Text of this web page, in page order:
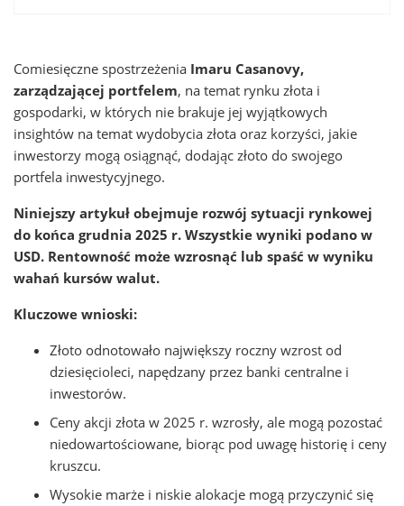
Comiesięczne spostrzeżenia Imaru Casanovy,
zarządzającej portfelem, na temat rynku złota i
gospodarki, w których nie brakuje jej wyjątkowych
insightów na temat wydobycia złota oraz korzyści, jakie
inwestorzy mogą osiągnąć, dodając złoto do swojego
portfela inwestycyjnego.
Niniejszy artykuł obejmuje rozwój sytuacji rynkowej
do końca grudnia 2025 r. Wszystkie wyniki podano w
USD. Rentowność może wzrosnąć lub spaść w wyniku
wahań kursów walut.
Kluczowe wnioski:
Złoto odnotowało największy roczny wzrost od
dziesięcioleci, napędzany przez banki centralne i
inwestorów.
Ceny akcji złota w 2025 r. wzrosły, ale mogą pozostać
niedowartościowane, biorąc pod uwagę historię i ceny
kruszcu.
Wysokie marże i niskie alokacje mogą przyczynić się